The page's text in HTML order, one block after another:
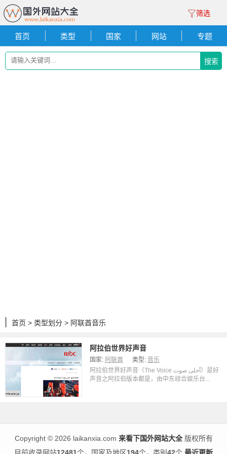
筛选
首页 类型 国家 网站 专题
搜索
首页 > 类型划分 > 阿联酋音乐
阿拉伯世界好声音
国家: 阿联酋 类型: 音乐
阿拉伯世界好声音（The Voice أحلى صوت）是好
声音之阿拉伯版本都是，由中东综合娱乐台...
Copyright ©2026 laikanxia.com 来看下国外网站大全版权所有